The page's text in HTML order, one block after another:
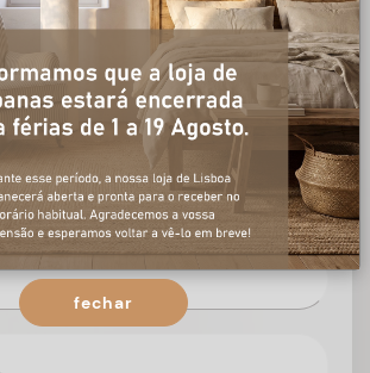
e num curto espaço de tempo,
para todas as suas questões.
fechar